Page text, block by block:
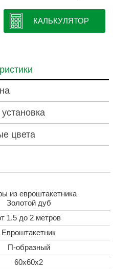
КАЛЬКУЛЯТОР
цвета
из евроштакетника
Золотой дуб
1.5 до 2 метров
Евроштакетник
П-образный
60х60х2